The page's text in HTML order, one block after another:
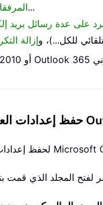
للمرفقات المنسيّة...
على عدة رسائل بريد
للكل...)، وإزالة